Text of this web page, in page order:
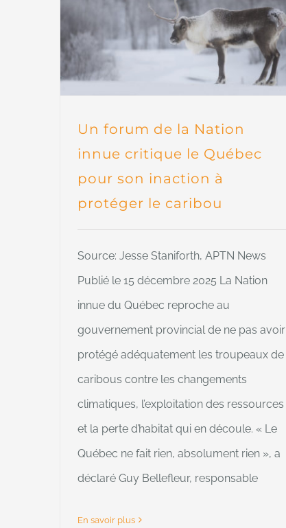
innue critique le Québec
pour son inaction à
Un forum de la Nation
innue critique le Québec
pour son inaction à
protéger le caribou
Source: Jesse Staniforth, APTN News
Publié le 15 décembre 2025 La Nation
innue du Québec reproche au
gouvernement provincial de ne pas avoir
protégé adéquatement les troupeaux de
caribous contre les changements
climatiques, l’exploitation des ressources
et la perte d’habitat qui en découle. « Le
Québec ne fait rien, absolument rien », a
déclaré Guy Bellefleur, responsable
En savoir plus